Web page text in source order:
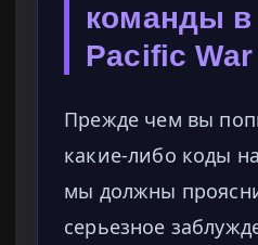
команды в
Pacific War
Прежде чем вы
какие-либо коды
мы должны
серьезное